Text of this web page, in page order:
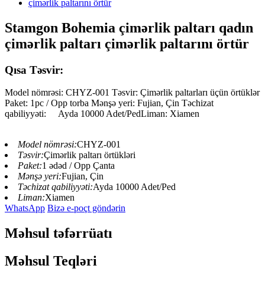
Stamgon Bohemia çimərlik paltarı qadın
çimərlik paltarı çimərlik paltarını örtür
Qısa Təsvir:
Model nömrəsi: CHYZ-001 Təsvir: Çimərlik paltarları üçün örtüklər
Paket: 1pc / Opp torba Mənşə yeri: Fujian, Çin Təchizat
qabiliyyəti:
Ayda 10000 Adet/PedLiman: Xiamen
Model nömrəsi:CHYZ-001
Təsvir:Çimərlik paltarı örtükləri
Paket:1 ədəd / Opp Çanta
Mənşə yeri:Fujian, Çin
Təchizat qabiliyyəti:Ayda 10000 Adet/Ped
Liman:Xiamen
WhatsApp Bizə e-poçt göndərin
Məhsul təfərrüatı
Məhsul Teqləri